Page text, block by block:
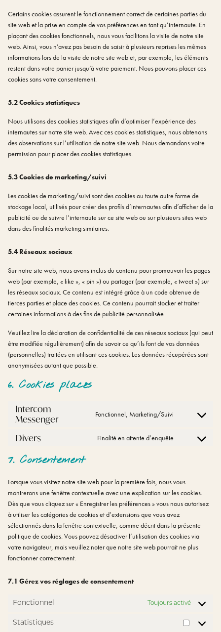
Certains cookies assurent le fonctionnement correct de certaines parties du
site web et la prise en compte de vos préférences en tant qu’internaute. En
plaçant des cookies fonctionnels, nous vous facilitons la visite de notre site
web. Ainsi, vous n’avez pas besoin de saisir à plusieurs reprises les mêmes
informations lors de la visite de notre site web et, par exemple, les éléments
restent dans votre panier jusqu’à votre paiement. Nous pouvons placer ces
cookies sans votre consentement.
5.2 Cookies statistiques
Nous utilisons des cookies statistiques afin d’optimiser l’expérience des
internautes sur notre site web. Avec ces cookies statistiques, nous obtenons
des observations sur l’utilisation de notre site web. Nous demandons votre
permission pour placer des cookies statistiques.
5.3 Cookies de marketing/suivi
Les cookies de marketing/suivi sont des cookies ou toute autre forme de
stockage local, utilisés pour créer des profils d’internautes afin d’afficher de la
publicité ou de suivre l’internaute sur ce site web ou sur plusieurs sites web
dans des finalités marketing similaires.
5.4 Réseaux sociaux
Sur notre site web, nous avons inclus du contenu pour promouvoir les pages
web (par exemple, « like », « pin ») ou partager (par exemple, « tweet ») sur
les réseaux sociaux. Ce contenu est intégré grâce à un code obtenue de
tierces parties et place des cookies. Ce contenu pourrait stocker et traiter
certaines informations à des fins de publicité personnalisée.
Veuillez lire la déclaration de confidentialité de ces réseaux sociaux (qui peut
être modifiée régulièrement) afin de savoir ce qu’ils font de vos données
(personnelles) traitées en utilisant ces cookies. Les données récupérées sont
anonymisées autant que possible.
6. Cookies placés
Intercom
Messenger
Fonctionnel, Marketing/Suivi
Consent
intercom-
Divers Finalité en attente d’enquête
Consent
7. Consentement
Lorsque vous visitez notre site web pour la première fois, nous vous
montrerons une fenêtre contextuelle avec une explication sur les cookies.
Dès que vous cliquez sur « Enregistrer les préférences » vous nous autorisez
à utiliser les catégories de cookies et d’extensions que vous avez
sélectionnés dans la fenêtre contextuelle, comme décrit dans la présente
politique de cookies. Vous pouvez désactiver l’utilisation des cookies via
votre navigateur, mais veuillez noter que notre site web pourrait ne plus
fonctionner correctement.
7.1 Gérez vos réglages de consentement
Fonctionnel Toujours activé
Statistiques